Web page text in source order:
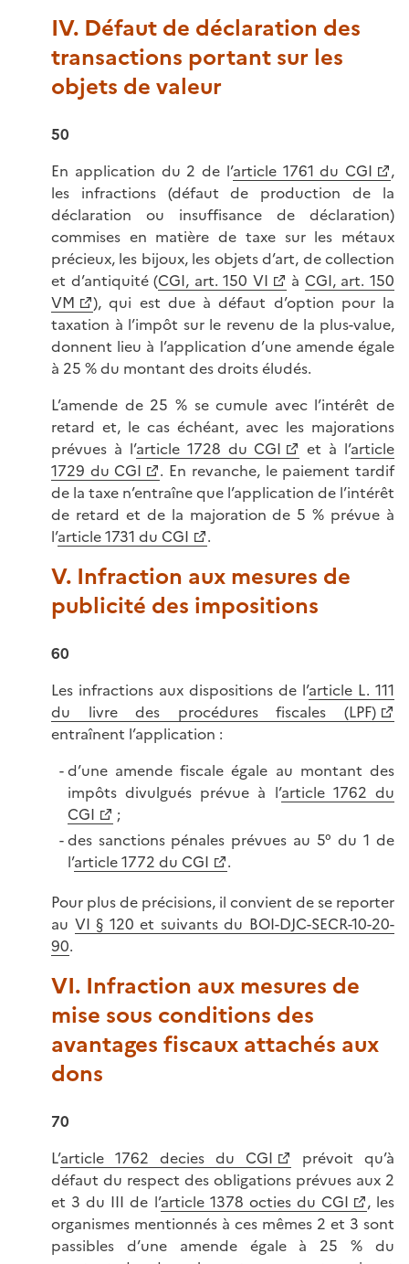
IV. Défaut de déclaration des
transactions portant sur les
objets de valeur
50
En application du 2 de l’article 1761 du CGI
,
les infractions (défaut de production de la
déclaration ou insuffisance de déclaration)
commises en matière de taxe sur les métaux
précieux, les bijoux, les objets d’art, de collection
et d’antiquité (CGI, art. 150 VI à CGI, art. 150
VM
), qui est due à défaut d’option pour la
taxation à l’impôt sur le revenu de la plus-value,
donnent lieu à l’application d’une amende égale
à 25 % du montant des droits éludés.
L’amende de 25 % se cumule avec l’intérêt de
retard et, le cas échéant, avec les majorations
prévues à l’article 1728 du CGI et à l’article
1729 du CGI
. En revanche, le paiement tardif
de la taxe n’entraîne que l’application de l’intérêt
de retard et de la majoration de 5 % prévue à
l’article 1731 du CGI .
V. Infraction aux mesures de
publicité des impositions
60
Les infractions aux dispositions de l’article L. 111
du livre des procédures fiscales (LPF)
entraînent l’application :
d’une amende fiscale égale au montant des
impôts divulgués prévue à l’article 1762 du
CGI
;
des sanctions pénales prévues au 5° du 1 de
l’article 1772 du CGI
.
Pour plus de précisions, il convient de se reporter
au VI § 120 et suivants du BOI-DJC-SECR-10-20-
90.
VI. Infraction aux mesures de
mise sous conditions des
avantages fiscaux attachés aux
dons
70
L’article 1762 decies du CGI
prévoit qu’à
défaut du respect des obligations prévues aux 2
et 3 du III de l’article 1378 octies du CGI
, les
organismes mentionnés à ces mêmes 2 et 3 sont
passibles d’une amende égale à 25 % du